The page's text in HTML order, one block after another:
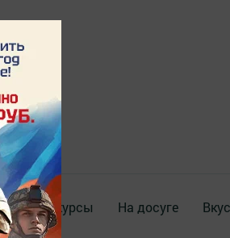
Конкурсы На досуге